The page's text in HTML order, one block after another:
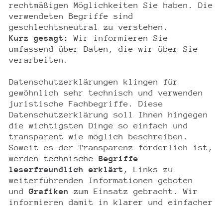
rechtmäßigen Möglichkeiten Sie haben. Die
verwendeten Begriffe sind
geschlechtsneutral zu verstehen.
Kurz gesagt:
Wir informieren Sie
umfassend über Daten, die wir über Sie
verarbeiten.
Datenschutzerklärungen klingen für
gewöhnlich sehr technisch und verwenden
juristische Fachbegriffe. Diese
Datenschutzerklärung soll Ihnen hingegen
die wichtigsten Dinge so einfach und
transparent wie möglich beschreiben.
Soweit es der Transparenz förderlich ist,
werden technische Begriffe
leserfreundlich erklärt , Links zu
weiterführenden Informationen geboten
undGrafiken
zum Einsatz gebracht. Wir
informieren damit in klarer und einfacher